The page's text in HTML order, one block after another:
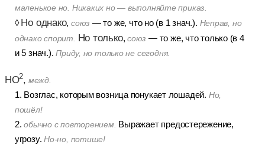
маленькое но. Никаких но — выполняйте приказ.
◊Но однако,союз — то же, что но (в 1 знач.). Неправ, но
однако спорит.
Но только,союз — то же, что только (в 4
и 5 знач.).Приду, но только не сегодня.
НО2, межд.
1. Возглас, которым возница понукает лошадей. Но,
пошёл!
2.обычно с повторением. Выражает предостережение,
угрозу.Но-но, потише!